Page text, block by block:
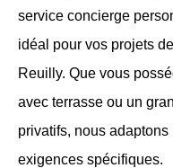
service concierge
idéal pour vos projets
Reuilly. Que vous
avec terrasse ou un
privatifs, nous
exigences spécifiques.